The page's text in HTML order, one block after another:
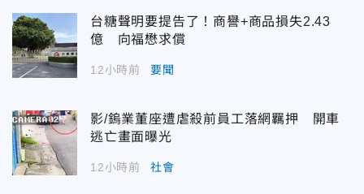
台糖聲明要提告了！商譽+商品損失2.43
億 向福懋求償
12小時前 要聞
影/鎢業董座遭虐殺前員工落網羈押 開車
逃亡畫面曝光
12小時前 社會